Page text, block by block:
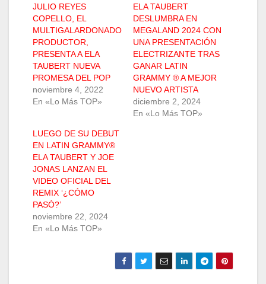
JULIO REYES
COPELLO, EL
MULTIGALARDONADO
PRODUCTOR,
PRESENTA A ELA
TAUBERT NUEVA
PROMESA DEL POP
noviembre 4, 2022
En «Lo Más TOP»
ELA TAUBERT
DESLUMBRA EN
MEGALAND 2024 CON
UNA PRESENTACIÓN
ELECTRIZANTE TRAS
GANAR LATIN
GRAMMY ® A MEJOR
NUEVO ARTISTA
diciembre 2, 2024
En «Lo Más TOP»
LUEGO DE SU DEBUT
EN LATIN GRAMMY®
ELA TAUBERT Y JOE
JONAS LANZAN EL
VIDEO OFICIAL DEL
REMIX ‘¿CÓMO
PASÓ?’
noviembre 22, 2024
En «Lo Más TOP»